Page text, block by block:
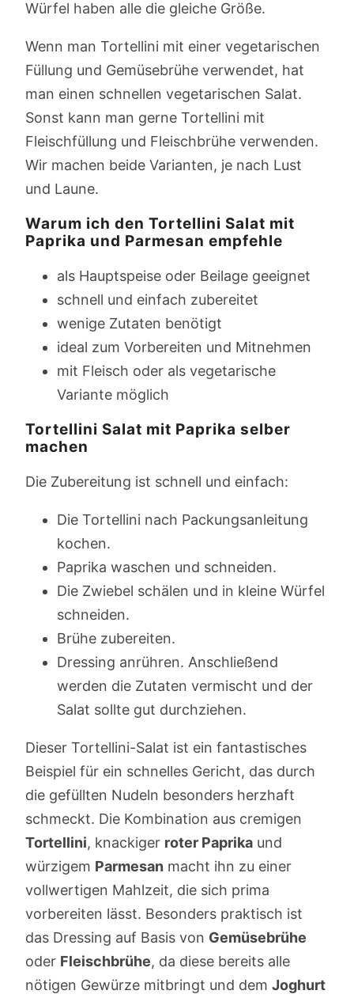
Würfel haben alle die gleiche Größe.
Wenn man Tortellini mit einer vegetarischen
Füllung und Gemüsebrühe verwendet, hat
man einen schnellen vegetarischen Salat.
Sonst kann man gerne Tortellini mit
Fleischfüllung und Fleischbrühe verwenden.
Wir machen beide Varianten, je nach Lust
und Laune.
Warum ich den Tortellini Salat mit
Paprika und Parmesan empfehle
als Hauptspeise oder Beilage geeignet
schnell und einfach zubereitet
wenige Zutaten benötigt
ideal zum Vorbereiten und Mitnehmen
mit Fleisch oder als vegetarische
Variante möglich
Tortellini Salat mit Paprika selber
machen
Die Zubereitung ist schnell und einfach:
Die Tortellini nach Packungsanleitung
kochen.
Paprika waschen und schneiden.
Die Zwiebel schälen und in kleine Würfel
schneiden.
Brühe zubereiten.
Dressing anrühren. Anschließend
werden die Zutaten vermischt und der
Salat sollte gut durchziehen.
Dieser Tortellini-Salat ist ein fantastisches
Beispiel für ein schnelles Gericht, das durch
die gefüllten Nudeln besonders herzhaft
schmeckt. Die Kombination aus cremigen
Tortellini, knackiger roter Paprika und
würzigem Parmesan macht ihn zu einer
vollwertigen Mahlzeit, die sich prima
vorbereiten lässt. Besonders praktisch ist
das Dressing auf Basis von Gemüsebrühe
oder Fleischbrühe, da diese bereits alle
nötigen Gewürze mitbringt und dem Joghurt